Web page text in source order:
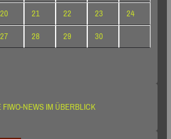
20 21 22 23
24
27 28 29
30
NEWS IM ÜBERBLICK